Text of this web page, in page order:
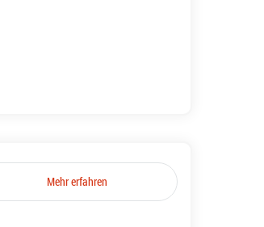
Mehr erfahren